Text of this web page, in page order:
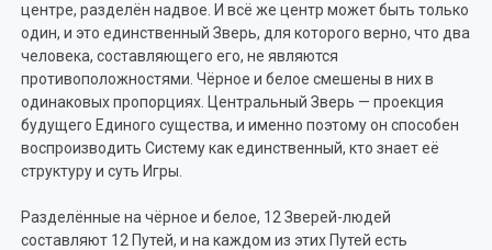
центре, разделён надвое. И всё же центр может быть только
один, и это единственный Зверь, для которого верно, что два
человека, составляющего его, не являются
противоположностями. Чёрное и белое смешены в них в
одинаковых пропорциях. Центральный Зверь — проекция
будущего Единого существа, и именно поэтому он способен
воспроизводить Систему как единственный, кто знает её
структуру и суть Игры.
Разделённые на чёрное и белое, 12 Зверей-людей
составляют 12 Путей, и на каждом из этих Путей есть